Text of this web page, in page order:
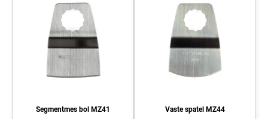
Segmentmes bol MZ41 Vaste spatel MZ44